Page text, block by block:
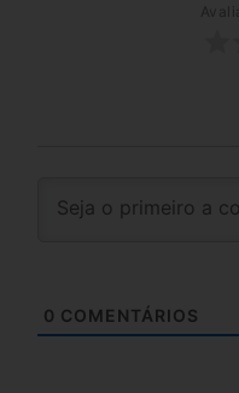
0 COMENTÁRIOS